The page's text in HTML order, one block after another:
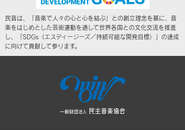
民音は、「音楽で人々の心と心を結ぶ」との創立理念を基に、音
楽をはじめとした芸術運動を通して世界各国との文化交流を推進
し、「SDGs（エスディージーズ／持続可能な開発目標）」の達成
に向けて貢献して参ります。